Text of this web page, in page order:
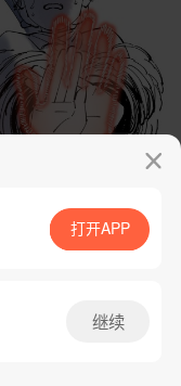
App免费看
打开APP
继续